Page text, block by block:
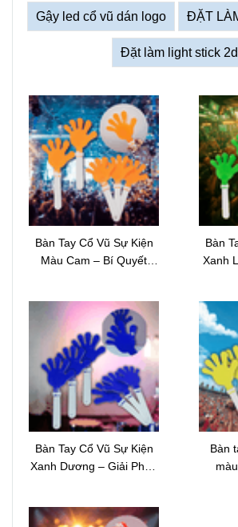
Gậy led cổ vũ dán logo ĐẶT
Đặt làm light stick 2d
Bàn Tay Cổ Vũ Sự Kiện
Màu Cam – Bí Quyết
Bàn
Xanh
Bàn Tay Cổ Vũ Sự Kiện
Xanh Dương – Giải Pháp
Chuyên Nghiệp
Bàn